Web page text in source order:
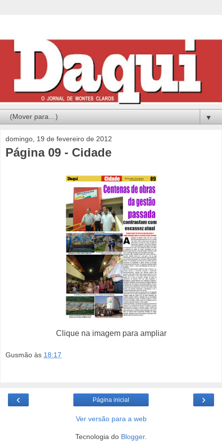
▼
domingo, 19 de fevereiro de 2012
Página 09 - Cidade
Clique na imagem para ampliar
Gusmão às 18:17
‹ ›
Página inicial
Ver versão para a web
Tecnologia do Blogger.